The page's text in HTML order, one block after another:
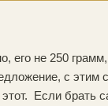
не 250
с
Если